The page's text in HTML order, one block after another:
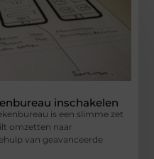
inschakelen
is een slimme zet
omzetten naar
van geavanceerde